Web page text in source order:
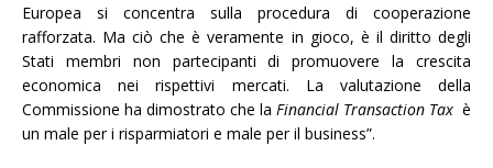
Europea si concentra sulla procedura di cooperazione
rafforzata. Ma ciò che è veramente in gioco, è il diritto degli
Stati membri non partecipanti di promuovere la crescita
economica nei rispettivi mercati. La valutazione della
Commissione ha dimostrato che la Financial Transaction Tax è
un male per i risparmiatori e male per il business”.